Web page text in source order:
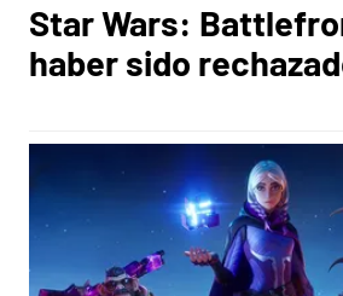
Star Wars:
haber sido